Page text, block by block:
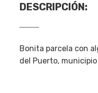
DESCRIPCIÓN:
Bonita parcela con
del Puerto, municipio